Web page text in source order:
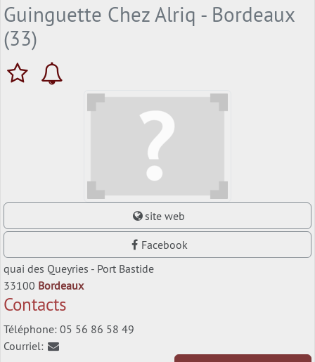
Guinguette Chez Alriq - Bordeaux
(33)
site web
Facebook
quai des Queyries - Port Bastide
33100 Bordeaux
Contacts
Téléphone: 05 56 86 58 49
Courriel: